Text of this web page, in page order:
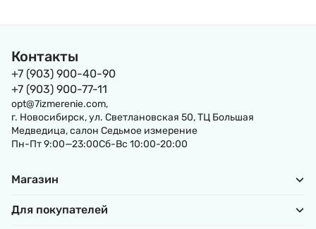
Контакты
+7 (903) 900-40-90
+7 (903) 900-77-11
opt@7izmerenie.com,
г. Новосибирск, ул. Светлановская 50, ТЦ Большая
Медведица, салон Седьмое измерение
Пн-Пт 9:00—23:00Сб-Вс 10:00-20:00
Магазин
Для покупателей